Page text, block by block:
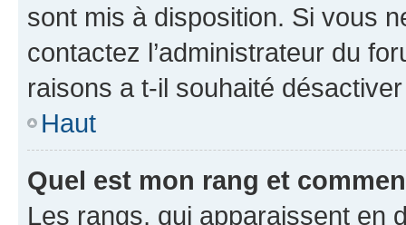
sont mis à disposition. Si vous
contactez l’administrateur du
raisons a t-il souhaité
Haut
Quel est mon rang et
Les rangs, qui apparaissent en